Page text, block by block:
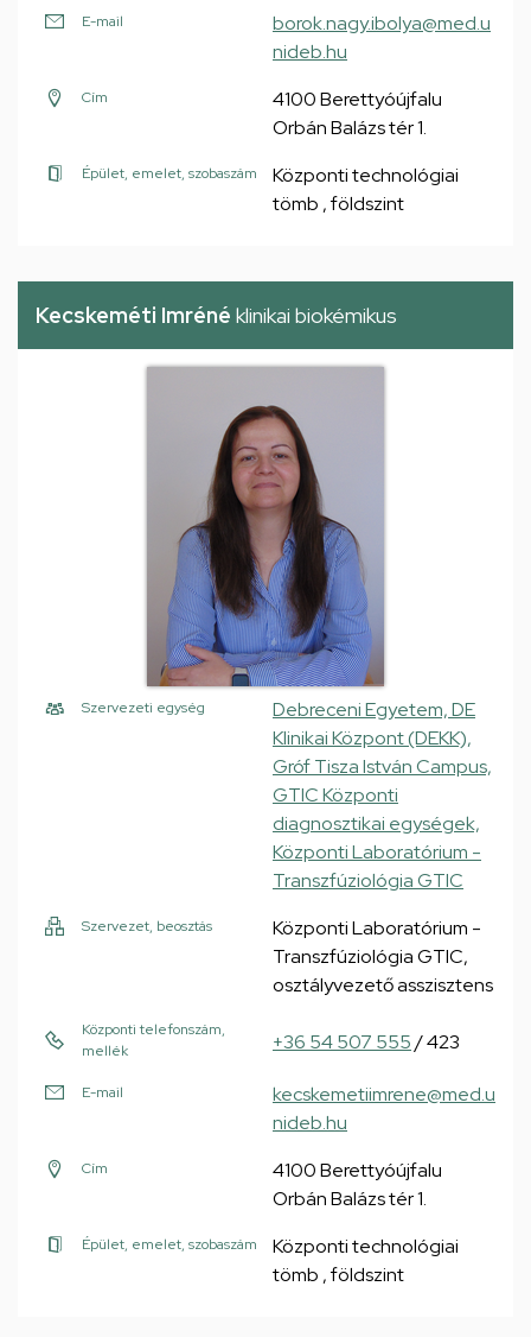
E-mail
borok.nagy.ibolya@med.u
nideb.hu
Cím
4100 Berettyóújfalu
Orbán Balázs tér 1.
Épület, emelet, szobaszám
Központi technológiai
tömb , földszint
Kecskeméti Imréné klinikai biokémikus
Szervezeti egység
Debreceni Egyetem, DE
Klinikai Központ (DEKK),
Gróf Tisza István Campus,
GTIC Központi
diagnosztikai egységek,
Központi Laboratórium -
Transzfúziológia GTIC
Szervezet, beosztás
Központi Laboratórium -
Transzfúziológia GTIC,
osztályvezető asszisztens
Központi telefonszám,
mellék
+36 54 507 555/ 423
E-mail
kecskemetiimrene@med.u
nideb.hu
Cím
4100 Berettyóújfalu
Orbán Balázs tér 1.
Épület, emelet, szobaszám
Központi technológiai
tömb , földszint